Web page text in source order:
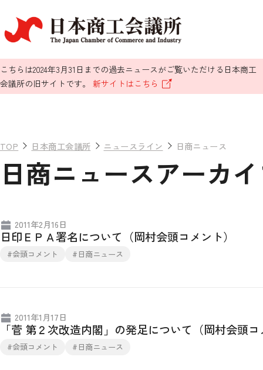
こちらは2024年3月31日までの過去ニュースがご覧いただける日本商工
会議所の旧サイトです。 新サイトはこちら
TOP 日本商工会議所 ニュースライン 日商ニュース
日商ニュースアーカ
2011年2月16日
日印ＥＰＡ署名について（岡村会頭コメント）
#会頭コメント #日商ニュース
2011年1月17日
「菅 第２次改造内閣」の発足について（岡村会頭
#会頭コメント #日商ニュース